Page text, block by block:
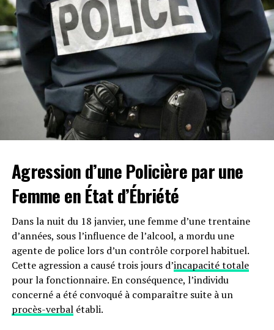
Agression d’une Policière par une
Femme en État d’Ébriété
Dans la nuit du 18 janvier, une femme d’une trentaine
d’années, sous l’influence de l’alcool, a mordu une
agente de police lors d’un contrôle corporel habituel.
Cette agression a causé trois jours d’incapacité totale
pour la fonctionnaire. En conséquence, l’individu
concerné a été convoqué à comparaître suite à un
procès-verbalétabli.